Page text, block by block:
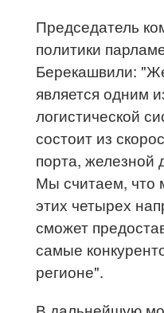
Председатель
политики
Берекашвили:
является одним
логистической
состоит из
порта, железной
Мы считаем, что
этих четырех
сможет
самые
регионе".